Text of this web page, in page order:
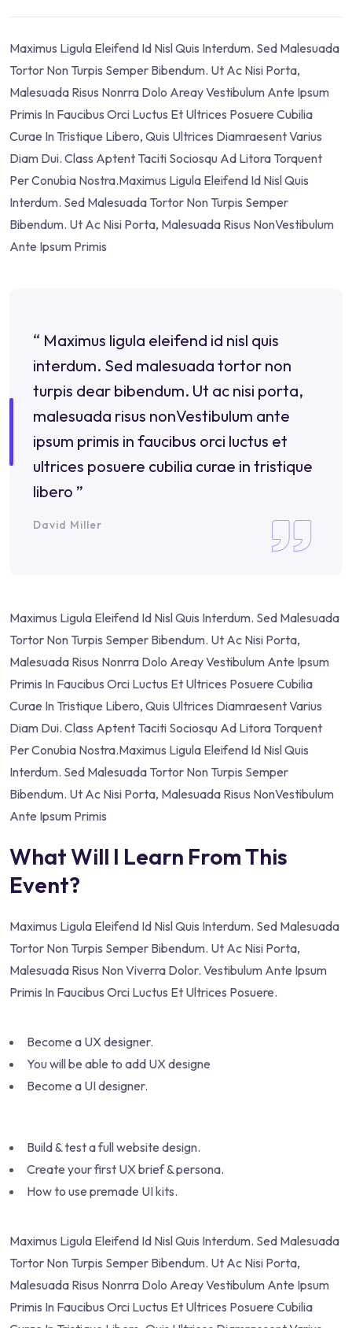
Maximus Ligula Eleifend Id Nisl Quis Interdum. Sed Malesuada
Tortor Non Turpis Semper Bibendum. Ut Ac Nisi Porta,
Malesuada Risus Nonrra Dolo Areay Vestibulum Ante Ipsum
Primis In Faucibus Orci Luctus Et Ultrices Posuere Cubilia
Curae In Tristique Libero, Quis Ultrices Diamraesent Varius
Diam Dui. Class Aptent Taciti Sociosqu Ad Litora Torquent
Per Conubia Nostra.Maximus Ligula Eleifend Id Nisl Quis
Interdum. Sed Malesuada Tortor Non Turpis Semper
Bibendum. Ut Ac Nisi Porta, Malesuada Risus NonVestibulum
Ante Ipsum Primis
“ Maximus ligula eleifend id nisl quis
interdum. Sed malesuada tortor non
turpis dear bibendum. Ut ac nisi porta,
malesuada risus nonVestibulum ante
ipsum primis in faucibus orci luctus et
ultrices posuere cubilia curae in tristique
libero ”
David Miller
Maximus Ligula Eleifend Id Nisl Quis Interdum. Sed Malesuada
Tortor Non Turpis Semper Bibendum. Ut Ac Nisi Porta,
Malesuada Risus Nonrra Dolo Areay Vestibulum Ante Ipsum
Primis In Faucibus Orci Luctus Et Ultrices Posuere Cubilia
Curae In Tristique Libero, Quis Ultrices Diamraesent Varius
Diam Dui. Class Aptent Taciti Sociosqu Ad Litora Torquent
Per Conubia Nostra.Maximus Ligula Eleifend Id Nisl Quis
Interdum. Sed Malesuada Tortor Non Turpis Semper
Bibendum. Ut Ac Nisi Porta, Malesuada Risus NonVestibulum
Ante Ipsum Primis
What Will I Learn From This
Event?
Maximus Ligula Eleifend Id Nisl Quis Interdum. Sed Malesuada
Tortor Non Turpis Semper Bibendum. Ut Ac Nisi Porta,
Malesuada Risus Non Viverra Dolor. Vestibulum Ante Ipsum
Primis In Faucibus Orci Luctus Et Ultrices Posuere.
Become a UX designer.
You will be able to add UX designe
Become a UI designer.
Build & test a full website design.
Create your first UX brief & persona.
How to use premade UI kits.
Maximus Ligula Eleifend Id Nisl Quis Interdum. Sed Malesuada
Tortor Non Turpis Semper Bibendum. Ut Ac Nisi Porta,
Malesuada Risus Nonrra Dolo Areay Vestibulum Ante Ipsum
Primis In Faucibus Orci Luctus Et Ultrices Posuere Cubilia